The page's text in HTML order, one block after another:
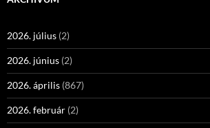
2026. július (2)
2026. június (2)
2026. április (867)
2026. február (2)